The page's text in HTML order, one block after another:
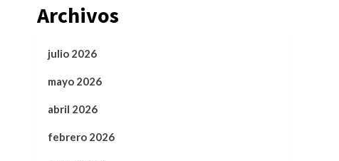
Archivos
julio 2026
mayo 2026
abril 2026
febrero 2026